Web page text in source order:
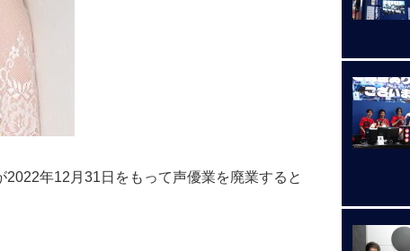
2022年12月31日をもって声優業を廃業すると